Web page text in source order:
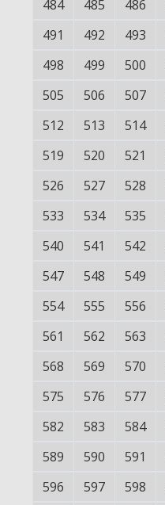
484 485 486
491
492 493
498
499 500
505
506 507
512
513 514
519
520 521
526
527 528
533
534 535
540
541 542
547
548 549
554
555 556
561
562 563
568
569 570
575
576 577
582
583 584
589
590 591
596
597 598